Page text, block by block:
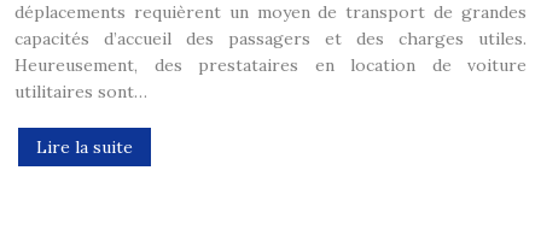
déplacements requièrent un moyen de transport de grandes
capacités d’accueil des passagers et des charges utiles.
Heureusement, des prestataires en location de voiture
utilitaires sont…
Lire la suite